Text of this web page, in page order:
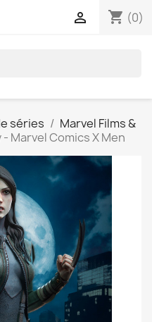
shopping_cart (0)

séries
Marvel Films &
Marvel Comics X Men